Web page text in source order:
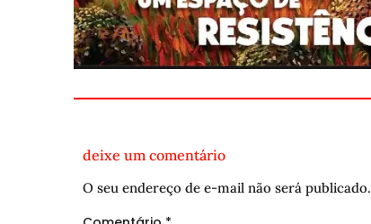
deixe um comentário
O seu endereço de e-mail não será publicado.